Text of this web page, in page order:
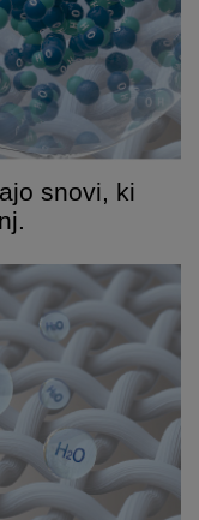
snovi, ki